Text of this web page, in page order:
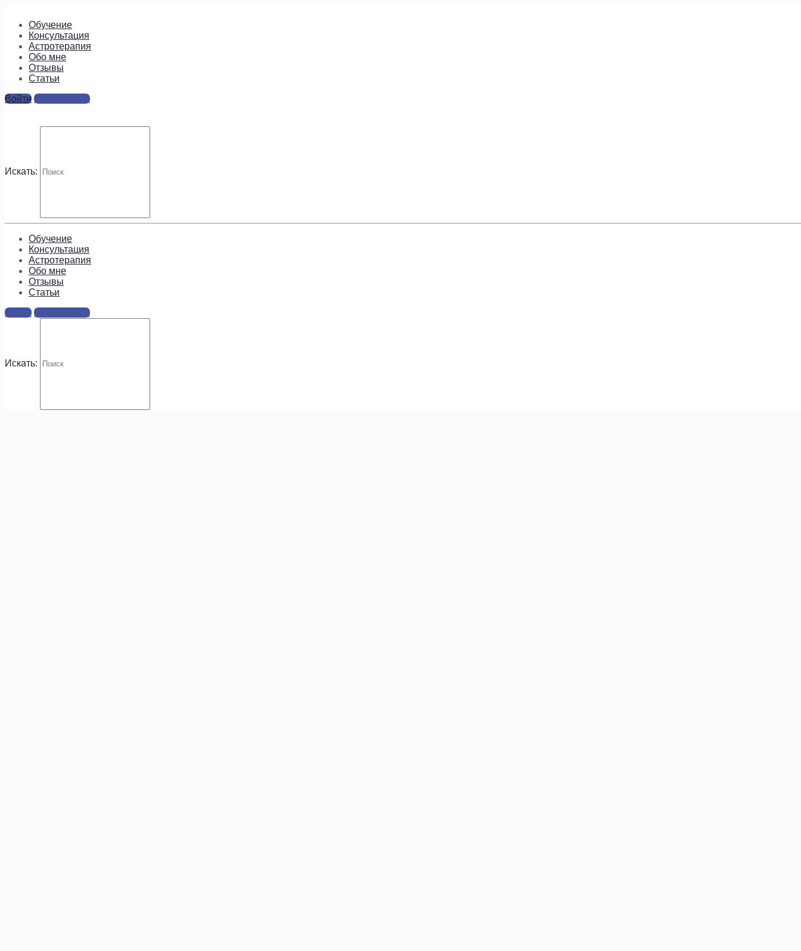
Обучение
Консультация
Астротерапия
Обо мне
Отзывы
Cтатьи
Войти Регистрация
Искать:
Обучение
Консультация
Астротерапия
Обо мне
Отзывы
Cтатьи
Войти Регистрация
Искать:
Подпишитесь, чтобы получать
информацию о предложениях и
новых курсах!